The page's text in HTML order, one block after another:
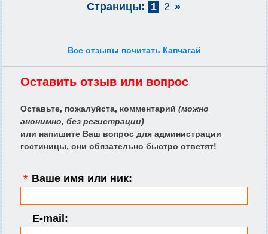
Страницы: 1 2 »
Все отзывы почитать Капчагай
Оставить отзыв или вопрос
Оставьте, пожалуйста, комментарий (можно
анонимно, без регистрации)
или напишите Ваш вопрос для администрации
гостиницы, они обязательно быстро ответят!
* Ваше имя или ник:
E-mail: